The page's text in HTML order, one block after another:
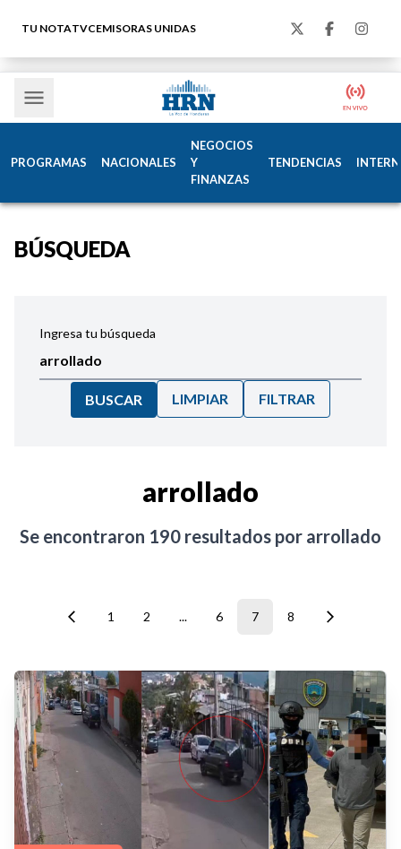
TU NOTATVCEMISORAS UNIDAS
PROGRAMAS NACIONALES
NEGOCIOS
Y
FINANZAS
TENDENCIAS
BÚSQUEDA
Ingresa tu búsqueda
BUSCAR LIMPIAR FILTRAR
arrollado
Se encontraron 190 resultados por arrollado
1 2 ... 6 7 8